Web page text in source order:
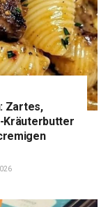
Zartes,
Kräuterbutter